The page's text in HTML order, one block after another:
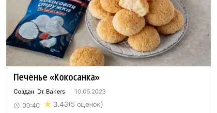
Печенье «Кокосанка»
Создан Dr. Bakers 10.05.2023
00:40 3.43(5 оценок)